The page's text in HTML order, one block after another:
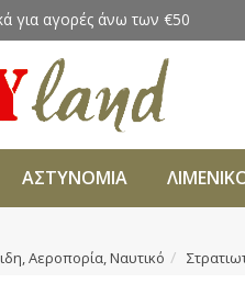
για αγορές άνω των €50
ΑΣΤΥΝΟΜΙΑ
Αεροπορία, Ναυτικό